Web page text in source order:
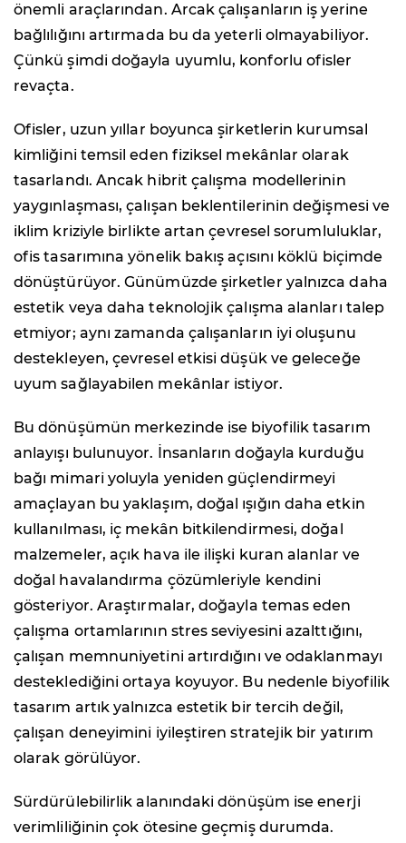
önemli araçlarından. Arcak çalışanların iş yerine
bağlılığını artırmada bu da yeterli olmayabiliyor.
Çünkü şimdi doğayla uyumlu, konforlu ofisler
revaçta.
Ofisler, uzun yıllar boyunca şirketlerin kurumsal
kimliğini temsil eden fiziksel mekânlar olarak
tasarlandı. Ancak hibrit çalışma modellerinin
yaygınlaşması, çalışan beklentilerinin değişmesi ve
iklim kriziyle birlikte artan çevresel sorumluluklar,
ofis tasarımına yönelik bakış açısını köklü biçimde
dönüştürüyor. Günümüzde şirketler yalnızca daha
estetik veya daha teknolojik çalışma alanları talep
etmiyor; aynı zamanda çalışanların iyi oluşunu
destekleyen, çevresel etkisi düşük ve geleceğe
uyum sağlayabilen mekânlar istiyor.
Bu dönüşümün merkezinde ise biyofilik tasarım
anlayışı bulunuyor. İnsanların doğayla kurduğu
bağı mimari yoluyla yeniden güçlendirmeyi
amaçlayan bu yaklaşım, doğal ışığın daha etkin
kullanılması, iç mekân bitkilendirmesi, doğal
malzemeler, açık hava ile ilişki kuran alanlar ve
doğal havalandırma çözümleriyle kendini
gösteriyor. Araştırmalar, doğayla temas eden
çalışma ortamlarının stres seviyesini azalttığını,
çalışan memnuniyetini artırdığını ve odaklanmayı
desteklediğini ortaya koyuyor. Bu nedenle biyofilik
tasarım artık yalnızca estetik bir tercih değil,
çalışan deneyimini iyileştiren stratejik bir yatırım
olarak görülüyor.
Sürdürülebilirlik alanındaki dönüşüm ise enerji
verimliliğinin çok ötesine geçmiş durumda.